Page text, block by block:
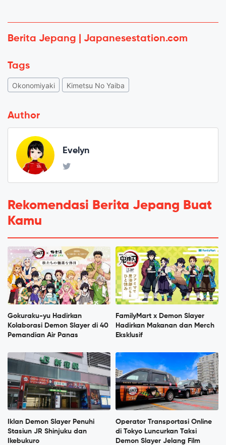
Berita Jepang | Japanesestation.com
Tags
Okonomiyaki Kimetsu No Yaiba
Author
Evelyn
Rekomendasi Berita Jepang Buat
Kamu
Gokuraku-yu Hadirkan
Kolaborasi Demon Slayer di 40
Pemandian Air Panas
FamilyMart x Demon Slayer
Hadirkan Makanan dan Merch
Eksklusif
Iklan Demon Slayer Penuhi
Stasiun JR Shinjuku dan
Ikebukuro
Operator Transportasi Online
di Tokyo Luncurkan Taksi
Demon Slayer Jelang Film